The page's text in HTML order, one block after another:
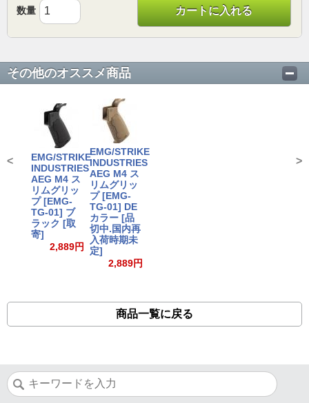
数量 カートに入れる
その他のオススメ商品
EMG/STRIKE
INDUSTRIES
AEG M4 ス
リムグリッ
プ [EMG-
TG-01] ブ
ラック [取
寄]
2,889円
EMG/STRIKE
INDUSTRIES
AEG M4 ス
リムグリッ
プ [EMG-
TG-01] DE
カラー [品
切中.国内再
入荷時期未
定]
2,889円
< >
商品一覧に戻る